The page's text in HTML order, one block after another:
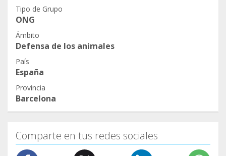
Tipo de Grupo
ONG
Ámbito
Defensa de los animales
País
España
Provincia
Barcelona
Comparte en tus redes sociales